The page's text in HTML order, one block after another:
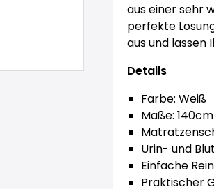
aus einer sehr
perfekte
aus und lassen
Details
Farbe: Weiß
Maße:
Urin- und
Einfache
Praktischer